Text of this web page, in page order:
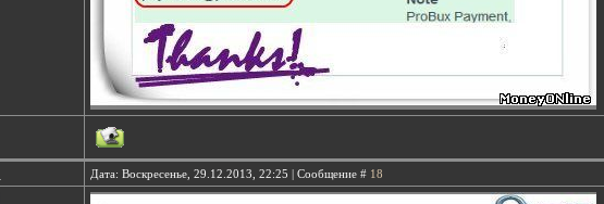
Дата: Воскресенье, 29.12.2013, 22:25 | Сообщение # 18